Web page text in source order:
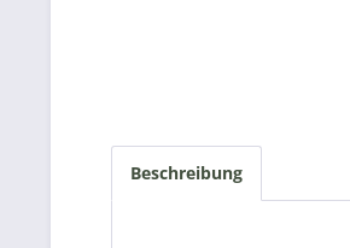
Beschreibung